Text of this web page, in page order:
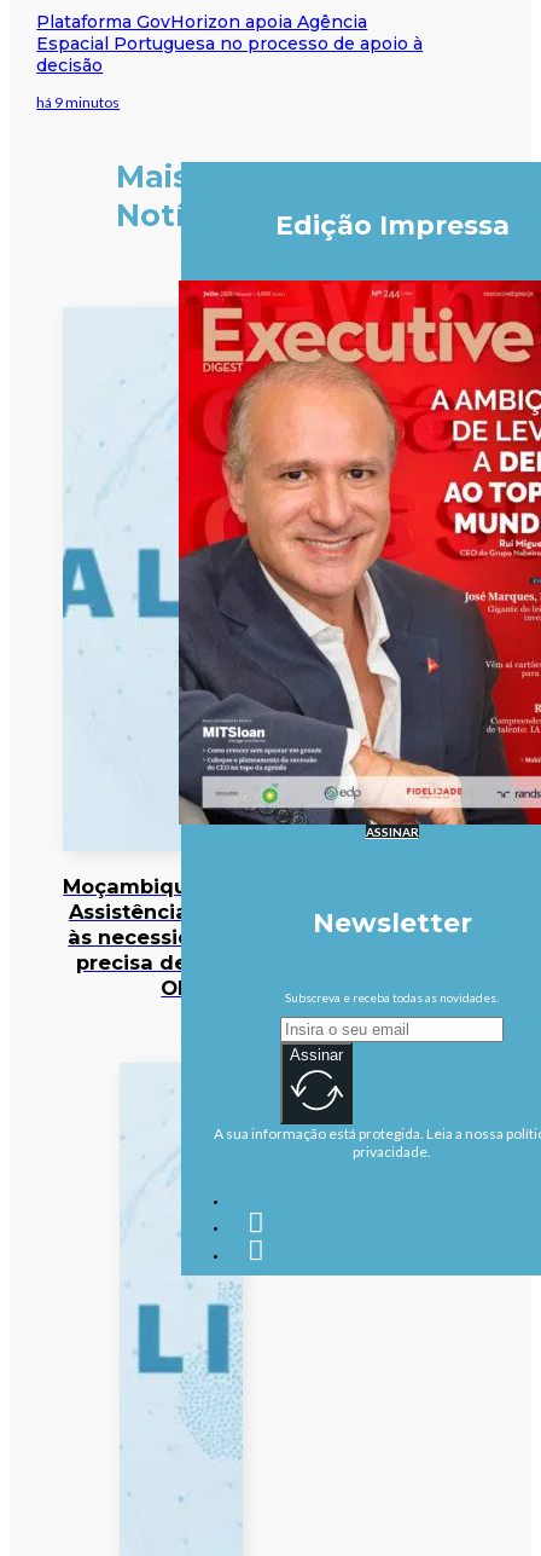
Plataforma GovHorizon apoia Agência
Espacial Portuguesa no processo de apoio à
decisão
há 9 minutos
Mais
Notícias
Moçambique/Ataques:
Assistência responde
às necessidades mas
precisa de reforço –
OIM
Edição Impressa
ASSINAR
Newsletter
Subscreva e receba todas as novidades.
Assinar
A sua informação está protegida. Leia a nossa
privacidade.